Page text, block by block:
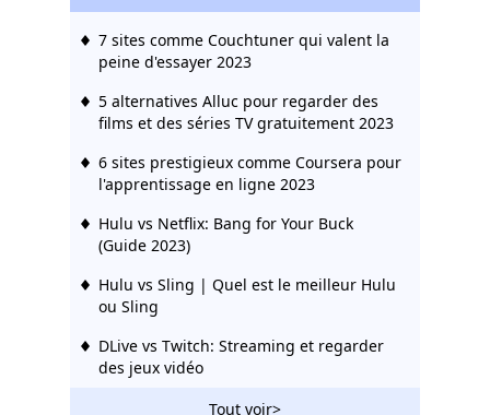
7 sites comme Couchtuner qui valent la
peine d'essayer 2023
5 alternatives Alluc pour regarder des
films et des séries TV gratuitement 2023
6 sites prestigieux comme Coursera pour
l'apprentissage en ligne 2023
Hulu vs Netflix: Bang for Your Buck
(Guide 2023)
Hulu vs Sling | Quel est le meilleur Hulu
ou Sling
DLive vs Twitch: Streaming et regarder
des jeux vidéo
10 meilleures alternatives de pop-corn
Tout voir>